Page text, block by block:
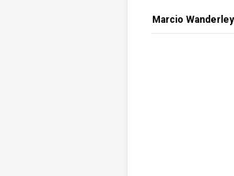
Marcio Wanderley